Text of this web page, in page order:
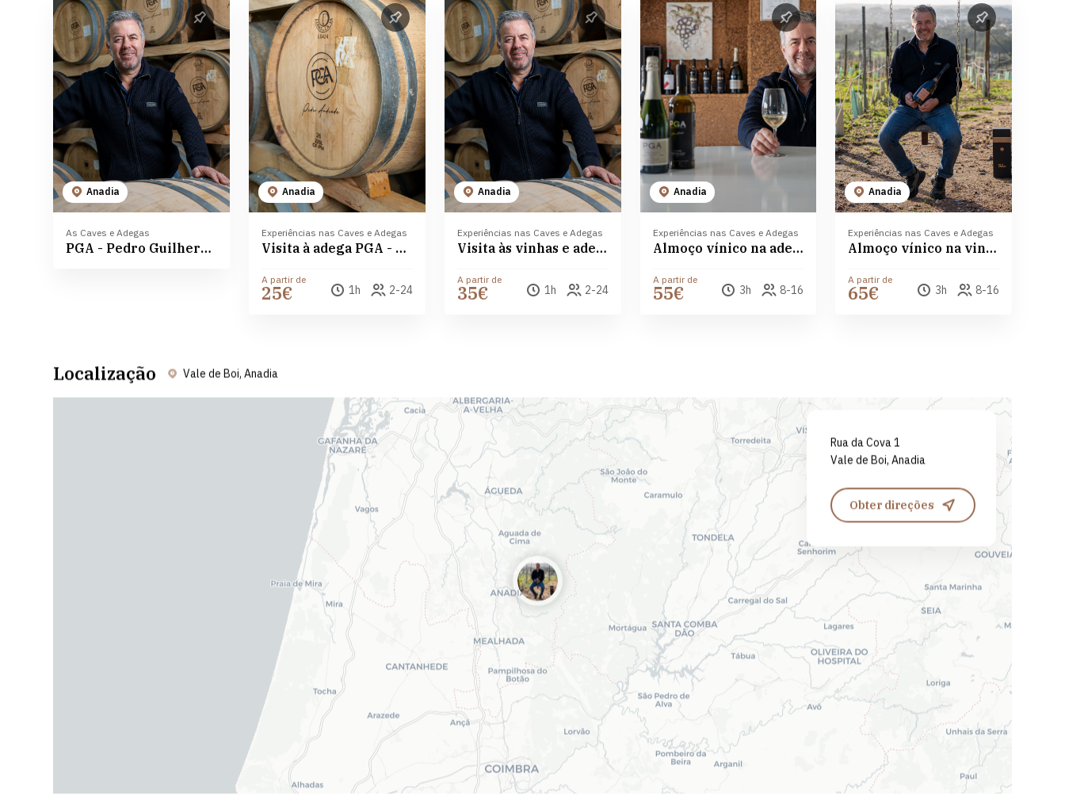
Anadia
As Caves e Adegas
PGA - Pedro Guilherme Andrade
Anadia
Experiências nas Caves e Adegas
Visita à adega PGA - Pedro Guilherme de Andrade
A partir de
25€ 1h 2-24
Anadia
Experiências nas Caves e Adegas
Visita às vinhas e adega PGA - Pedro Guilherme de Andrade
A partir de
35€ 1h 2-24
Anadia
Experiências nas Caves e Adegas
Almoço vínico na adega PGA - Pedro Guilherme de Andrade
A partir de
55€ 3h 8-16
Anadia
Experiências nas Caves e Adegas
Almoço vínico na vinha do baloiço PGA - Pedro Guilherme de Andrade
A partir de
65€ 3h 8-16
Localização Vale de Boi, Anadia
Rua da Cova 1
Vale de Boi, Anadia
Obter direções